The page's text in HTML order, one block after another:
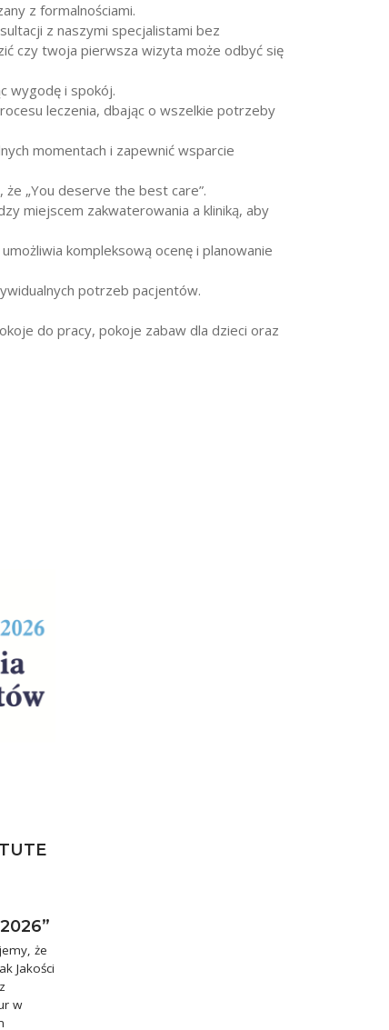
z formalnościami.
z naszymi specjalistami bez
czy twoja pierwsza wizyta może odbyć się
wygodę i spokój.
leczenia, dbając o wszelkie potrzeby
momentach i zapewnić wsparcie
„You deserve the best care”.
miejscem zakwaterowania a kliniką, aby
kompleksową ocenę i planowanie
potrzeb pacjentów.
do pracy, pokoje zabaw dla dzieci oraz
że
Jakości
w